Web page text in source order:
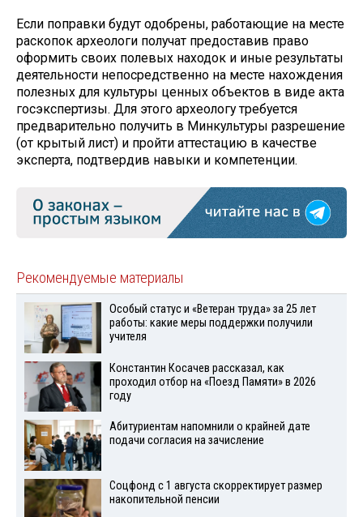
Если поправки будут одобрены, работающие на месте
раскопок археологи получат предоставив право
оформить своих полевых находок и иные результаты
деятельности непосредственно на месте нахождения
полезных для культуры ценных объектов в ви­де акта
госэкспертизы. Для этого археологу требуется
предварительно получить в Минкультуры разрешение
(от­ крытый лист) и пройти аттестацию в качестве
эксперта, подтвердив навыки и компетенции.
Рекомендуемые материалы
Особый статус и «Ветеран труда» за 25 лет
работы: какие меры поддержки получили
учителя
Константин Косачев рассказал, как
проходил отбор на «Поезд Памяти» в 2026
году
Абитуриентам напомнили о крайней дате
подачи согласия на зачисление
Соцфонд с 1 августа скорректирует размер
накопительной пенсии